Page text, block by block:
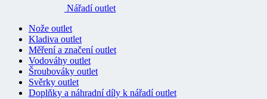
Nářadí outlet
Nože outlet
Kladiva outlet
Měření a značení outlet
Vodováhy outlet
Šroubováky outlet
Svěrky outlet
Doplňky a náhradní díly k nářadí outlet